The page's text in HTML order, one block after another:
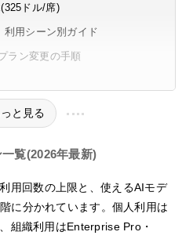
ドル/席)
用シーン別ガイド
ラン変更の手順
と見る
覧(2026年最新)
用回数の上限と、使えるAIモデ
に分かれています。個人利用は
組織利用はEnterprise Pro・